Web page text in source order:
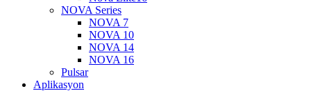
NOVA Series
NOVA 7
NOVA 10
NOVA 14
NOVA 16
Pulsar
Aplikasyon